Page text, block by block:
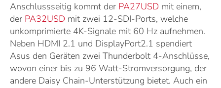
Anschlussseitig kommt der PA27USD mit einem,
der PA32USD mit zwei 12-SDI-Ports, welche
unkomprimierte 4K-Signale mit 60 Hz aufnehmen.
Neben HDMI 2.1 und DisplayPort2.1 spendiert
Asus den Geräten zwei Thunderbolt 4-Anschlüsse,
wovon einer bis zu 96 Watt-Stromversorgung, der
andere Daisy Chain-Unterstützung bietet. Auch ein